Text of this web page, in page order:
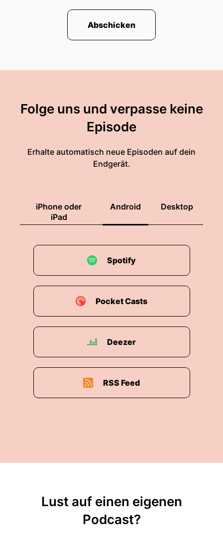
Abschicken
Folge uns und verpasse keine
Episode
Erhalte automatisch neue Episoden auf dein
Endgerät.
iPhone oder
iPad
Android Desktop
Spotify
Pocket Casts
Deezer
RSS Feed
Lust auf einen eigenen
Podcast?